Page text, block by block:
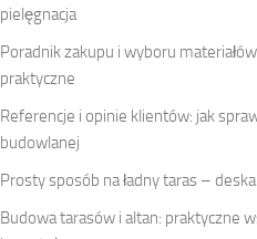
pielęgnacja
Poradnik zakupu i wyboru
praktyczne
Referencje i opinie klientów: jak
budowlanej
Prosty sposób na ładny taras –
Budowa tarasów i altan: praktyczne